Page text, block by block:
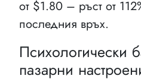
от $1.80 – ръст от
последния връх.
Психологически
пазарни